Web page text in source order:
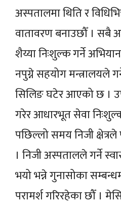
अस्पतालमा थिति र
वातावरण बनाउछौँ । सबै
शैय्या निःशुल्क गर्ने
नपुग्ने सहयोग मन्त्रालयले
सिलिङ घटेर आएको छ ।
गरेर आधारभूत सेवा
पछिल्लो समय निजी
। निजी अस्पतालले गर्ने
भयो भन्ने गुनासोका
परामर्श गरिरहेका छौँ ।